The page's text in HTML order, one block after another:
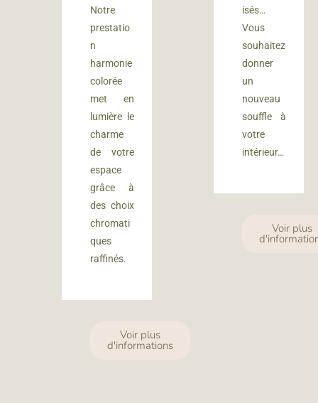
Notre
prestatio
n
harmonie
colorée
met en
lumière le
charme
de votre
espace
grâce à
des choix
chromati
ques
raffinés.
Voir plus
d'informations
isés…
Vous
souhaitez
donner
un
nouveau
souffle à
votre
intérieur…
Voir plus